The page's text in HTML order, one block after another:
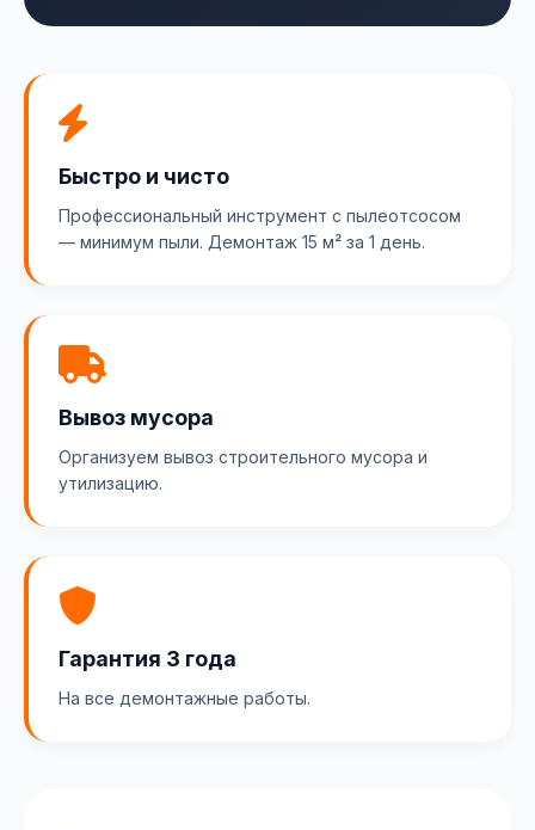
Быстро и чисто
Профессиональный инструмент с пылеотсосом
— минимум пыли. Демонтаж 15 м² за 1 день.
Вывоз мусора
Организуем вывоз строительного мусора и
утилизацию.
Гарантия 3 года
На все демонтажные работы.